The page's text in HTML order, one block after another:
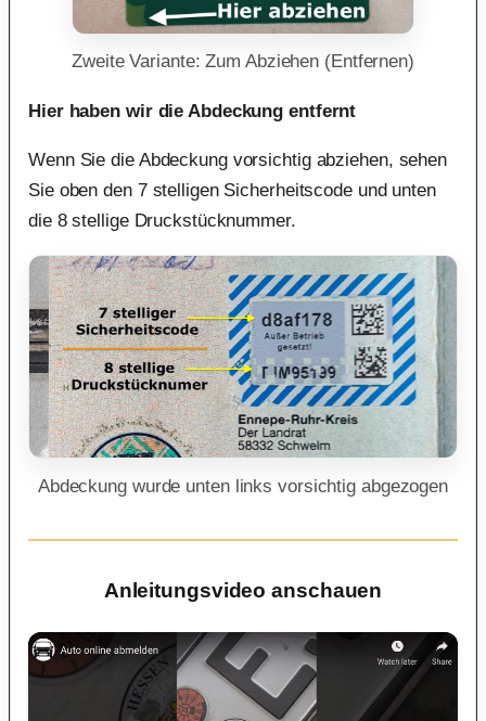
Zweite Variante: Zum Abziehen (Entfernen)
Hier haben wir die Abdeckung entfernt
Wenn Sie die Abdeckung vorsichtig abziehen, sehen
Sie oben den 7 stelligen Sicherheitscode und unten
die 8 stellige Druckstücknummer.
Abdeckung wurde unten links vorsichtig abgezogen
Anleitungsvideo anschauen